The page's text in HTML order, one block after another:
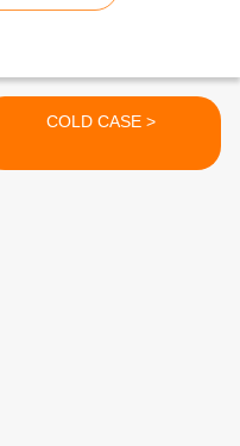
COLD CASE >